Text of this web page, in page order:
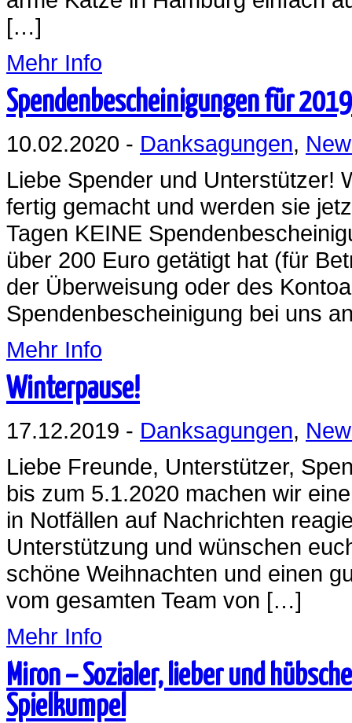
[…]
Mehr Info
Spendenbescheinigungen für
10.02.2020 - Danksagungen,
Liebe Spender und Unterstützer!
fertig gemacht und werden sie
Tagen KEINE
über 200 Euro getätigt hat (für
der Überweisung oder des
Spendenbescheinigung bei uns
Mehr Info
Winterpause!
17.12.2019 - Danksagungen,
Liebe Freunde, Unterstützer,
bis zum 5.1.2020 machen wir
in Notfällen auf Nachrichten
Unterstützung und wünschen
schöne Weihnachten und einen
vom gesamten Team von […]
Mehr Info
Miron – Sozialer, lieber und
Spielkumpel